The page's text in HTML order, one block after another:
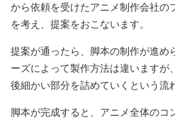
から依頼を受けたアニメ制作会社の
を考え、提案をおこないます。
提案が通ったら、脚本の制作が進め
ーズによって製作方法は違いますが
後細かい部分を詰めていくという流
脚本が完成すると、アニメ全体のコ